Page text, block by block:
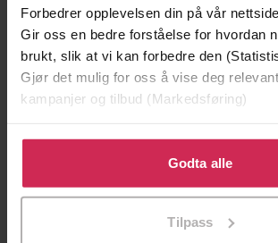
Forbedrer opplevelsen din på vår
Gir oss en bedre forståelse for hvordan
brukt, slik at vi kan forbedre den
Gjør det mulig for oss å vise deg
kampanjer og tilbud (Markedsføring)
Klikk på «Godta alle» for å gi oss ditt
bruke cookies for alle disse formålene.
tilpasse ditt samtykke til spesifikke
Godta alle
Tilpass